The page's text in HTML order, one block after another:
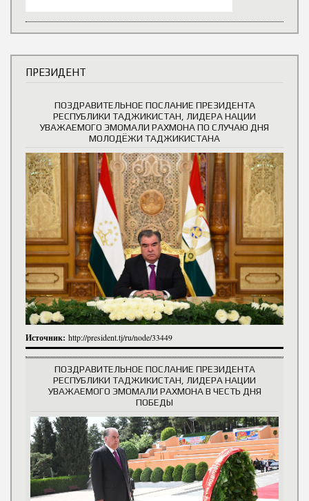
ПРЕЗИДЕНТ
ПОЗДРАВИТЕЛЬНОЕ ПОСЛАНИЕ ПРЕЗИДЕНТА
РЕСПУБЛИКИ ТАДЖИКИСТАН, ЛИДЕРА НАЦИИ
УВАЖАЕМОГО ЭМОМАЛИ РАХМОНА ПО СЛУЧАЮ ДНЯ
МОЛОДЁЖИ ТАДЖИКИСТАНА
Источник: http://president.tj/ru/node/33449
ПОЗДРАВИТЕЛЬНОЕ ПОСЛАНИЕ ПРЕЗИДЕНТА
РЕСПУБЛИКИ ТАДЖИКИСТАН, ЛИДЕРА НАЦИИ
УВАЖАЕМОГО ЭМОМАЛИ РАХМОНА В ЧЕСТЬ ДНЯ
ПОБЕДЫ